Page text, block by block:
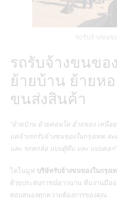
รถรับจ้างขนข
รถรับจ้างขนขอ
ย้ายบ้าน ย้ายห
ขนส่งสินค้า
“ย้ายบ้าน ย้ายคอนโด ย้ายของ เหนื่
แค่จ้างรถรับจ้างขนของในกรุงเทพ ส
และ รถหกล้อ แบบตู้ทึบ และ แบบคอก”
ไดโนมูฟ บริษัทรับจ้างขนของในกรุงเ
ด้วยประสบการณ์ยาวนาน ทีมงานมือ
ตอบสนองทุกความต้องการของคุณ